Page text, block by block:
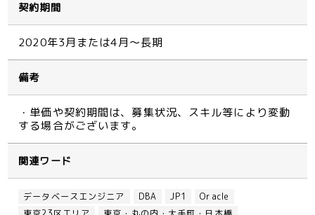
契約期間
2020年3月または4月～長期
備考
・単価や契約期間は、募集状況、スキル等により変動
する場合がございます。
関連ワード
データベースエンジニア DBA JP1
Oracle